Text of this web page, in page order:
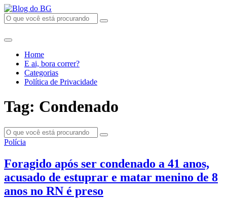
Home
E ai, bora correr?
Categorias
Política de Privacidade
Tag: Condenado
Polícia
Foragido após ser condenado a 41 anos,
acusado de estuprar e matar menino de 8
anos no RN é preso